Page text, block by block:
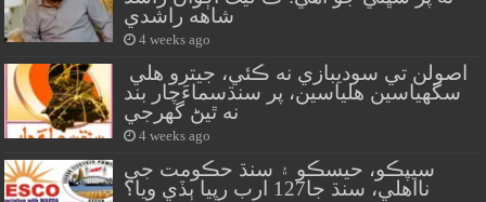
شاهه راشدي
4 weeks ago
سگهياسين هلياسين، پر سنڌسماءَچار بند
نه ٿيڻ گهرجي
4 weeks ago
سيپڪو، حيسڪو ۽ سنڌ حڪومت جي
نااهلي، سنڌ جا127 ارب رپيا ٻڏي ويا؟